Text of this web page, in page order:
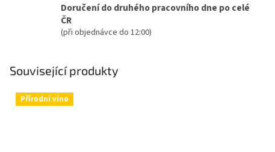
Doručení do druhého pracovního dne po celé
ČR
(při objednávce do 12:00)
Související produkty
Přírodní víno